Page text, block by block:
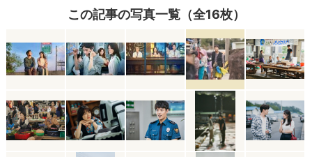
この記事の写真一覧（全16枚）